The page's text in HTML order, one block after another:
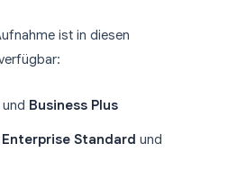
ist in diesen
und Business Plus
Enterprise Standard und